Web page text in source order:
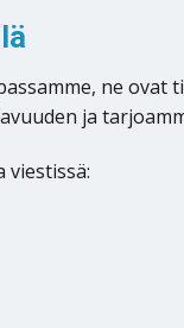
ne ovat
ja
viestissä: